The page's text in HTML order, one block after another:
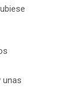
unas